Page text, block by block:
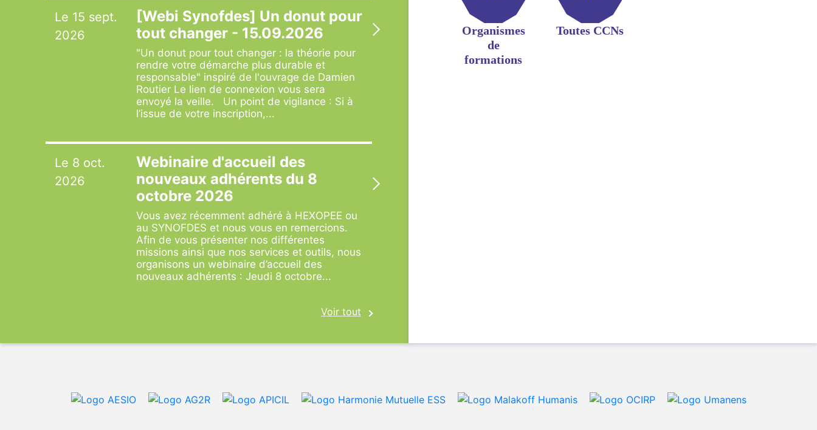
Le 15 sept.
2026
[Webi Synofdes] Un donut pour
tout changer - 15.09.2026
"Un donut pour tout changer : la théorie pour
rendre votre démarche plus durable et
responsable" inspiré de l'ouvrage de Damien
Routier Le lien de connexion vous sera
envoyé la veille. Un point de vigilance : Si à
l’issue de votre inscription,...
Le 8 oct.
2026
Webinaire d'accueil des
nouveaux adhérents du 8
octobre 2026
Vous avez récemment adhéré à HEXOPEE ou
au SYNOFDES et nous vous en remercions.
Afin de vous présenter nos différentes
missions ainsi que nos services et outils, nous
organisons un webinaire d’accueil des
nouveaux adhérents : Jeudi 8 octobre...
Voir tout
Organismes
de
formations
Toutes CCNs